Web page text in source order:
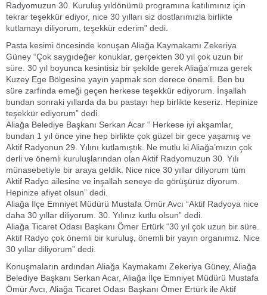
Radyomuzun 30. Kuruluş yıldönümü programına katılımınız için
tekrar teşekkür ediyor, nice 30 yılları siz dostlarımızla birlikte
kutlamayı diliyorum, teşekkür ederim” dedi.
Pasta kesimi öncesinde konuşan Aliağa Kaymakamı Zekeriya
Güney “Çok saygıdeğer konuklar, gerçekten 30 yıl çok uzun bir
süre. 30 yıl boyunca kesintisiz bir şekilde gerek Aliağa’mıza gerek
Kuzey Ege Bölgesine yayın yapmak son derece önemli. Ben bu
süre zarfında emeği geçen herkese teşekkür ediyorum. İnşallah
bundan sonraki yıllarda da bu pastayı hep birlikte keseriz. Hepinize
teşekkür ediyorum” dedi.
Aliağa Belediye Başkanı Serkan Acar “ Herkese iyi akşamlar,
bundan 1 yıl önce yine hep birlikte çok güzel bir gece yaşamış ve
Aktif Radyonun 29. Yılını kutlamıştık. Ne mutlu ki Aliağa’mızın çok
derli ve önemli kuruluşlarından olan Aktif Radyomuzun 30. Yılı
münasebetiyle bir araya geldik. Nice nice 30 yıllar diliyorum tüm
Aktif Radyo ailesine ve inşallah seneye de görüşürüz diyorum.
Hepinize afiyet olsun” dedi.
Aliağa İlçe Emniyet Müdürü Mustafa Ömür Avcı “Aktif Radyoya nice
daha 30 yıllar diliyorum. 30. Yılınız kutlu olsun” dedi.
Aliağa Ticaret Odası Başkanı Ömer Ertürk “30 yıl çok uzun bir süre.
Aktif Radyo çok önemli bir kuruluş, önemli bir yayın organımız. Nice
30 yıllar diliyorum” dedi.
Konuşmaların ardından Aliağa Kaymakamı Zekeriya Güney, Aliağa
Belediye Başkanı Serkan Acar, Aliağa İlçe Emniyet Müdürü Mustafa
Ömür Avcı, Aliağa Ticaret Odası Başkanı Ömer Ertürk ile Aktif